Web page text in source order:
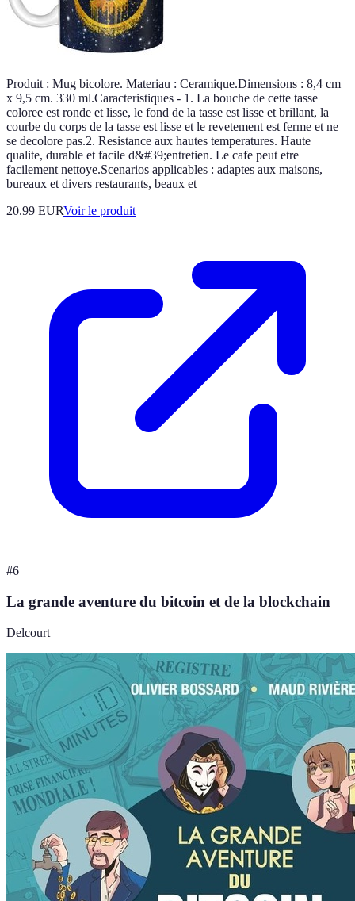
Produit : Mug bicolore. Materiau : Ceramique.Dimensions : 8,4 cm
x 9,5 cm. 330 ml.Caracteristiques - 1. La bouche de cette tasse
coloree est ronde et lisse, le fond de la tasse est lisse et brillant, la
courbe du corps de la tasse est lisse et le revetement est ferme et ne
se decolore pas.2. Resistance aux hautes temperatures. Haute
qualite, durable et facile d&#39;entretien. Le cafe peut etre
facilement nettoye.Scenarios applicables : adaptes aux maisons,
bureaux et divers restaurants, beaux et
20.99 EURVoir le produit
#6
La grande aventure du bitcoin et de la blockchain
Delcourt